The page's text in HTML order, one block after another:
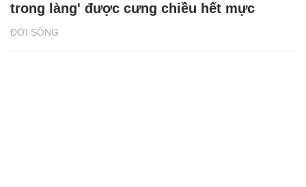
ĐỜI SỐNG
trong làng' được cưng chiều hết mực